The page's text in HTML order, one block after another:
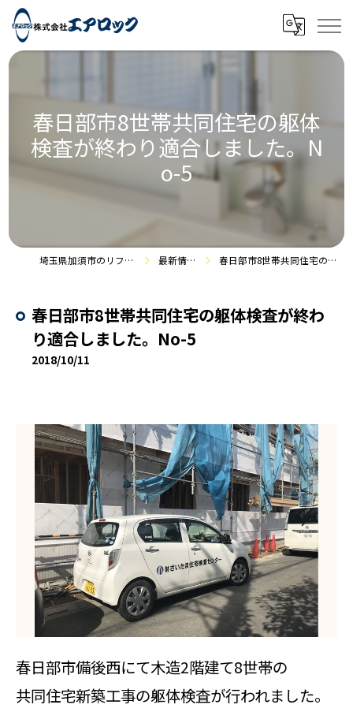
春日部市8世帯共同住宅の躯体
検査が終わり適合しました。N
o-5
埼玉県加須市のリフォームなら株式会社エアロック 最新情報・施工事例 春日部市8世帯共同住宅の躯体検査が終わり適合しました。No-5
春日部市8世帯共同住宅の躯体検査が終わ
り適合しました。No-5
2018/10/11
春日部市備後西にて木造2階建て8世帯の
共同住宅新築工事の躯体検査が行われました。